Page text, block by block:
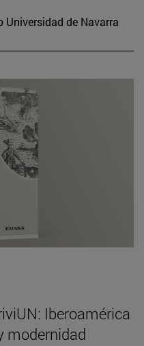
de Navarra
Iberoamérica
modernidad